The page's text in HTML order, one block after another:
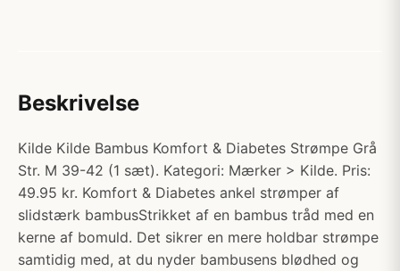
Beskrivelse
Kilde Kilde Bambus Komfort & Diabetes Strømpe Grå
Str. M 39-42 (1 sæt). Kategori: Mærker > Kilde. Pris:
49.95 kr. Komfort & Diabetes ankel strømper af
slidstærk bambusStrikket af en bambus tråd med en
kerne af bomuld. Det sikrer en mere holdbar strømpe
samtidig med, at du nyder bambusens blødhed og